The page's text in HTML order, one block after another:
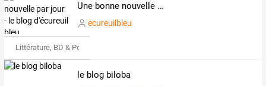
Une bonne nouvelle par jour - le blog d'écureuil bleu
ecureuilbleu
Littérature, BD & Poésie
le blog biloba